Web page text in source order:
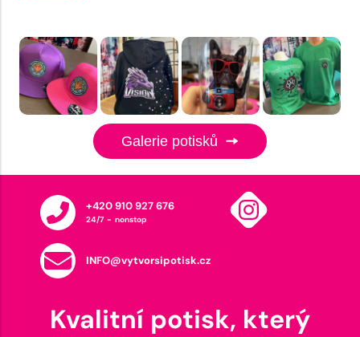
Galerie potisků
+420 910 927 676
24/7 - nonstop
INFO@vytvorsipotisk.cz
Kvalitní potisk, který